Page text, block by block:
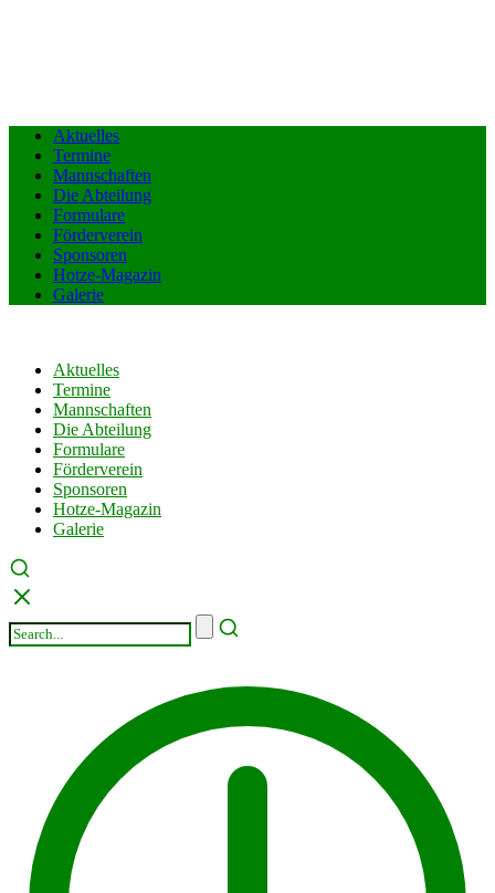
Aktuelles
Termine
Mannschaften
Die Abteilung
Formulare
Förderverein
Sponsoren
Hotze-Magazin
Galerie
Aktuelles
Termine
Mannschaften
Die Abteilung
Formulare
Förderverein
Sponsoren
Hotze-Magazin
Galerie